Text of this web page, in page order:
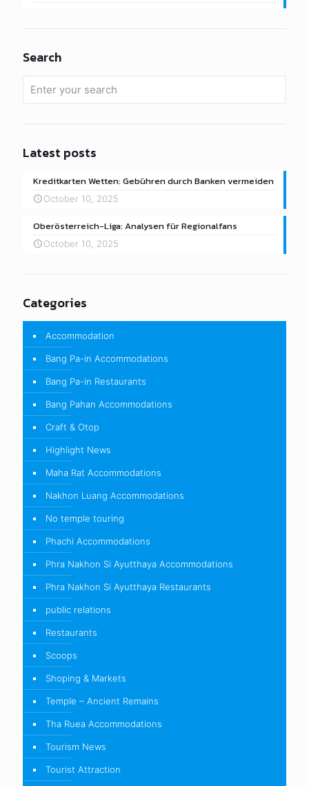
Search
Latest posts
Kreditkarten Wetten: Gebühren durch Banken vermeiden
October 10, 2025
Oberösterreich-Liga: Analysen für Regionalfans
October 10, 2025
Categories
Accommodation
Bang Pa-in Accommodations
Bang Pa-in Restaurants
Bang Pahan Accommodations
Craft & Otop
Highlight News
Maha Rat Accommodations
Nakhon Luang Accommodations
No temple touring
Phachi Accommodations
Phra Nakhon Si Ayutthaya Accommodations
Phra Nakhon Si Ayutthaya Restaurants
public relations
Restaurants
Scoops
Shoping & Markets
Temple – Ancient Remains
Tha Ruea Accommodations
Tourism News
Tourist Attraction